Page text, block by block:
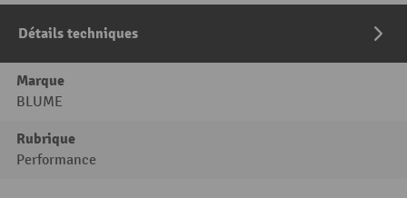
Détails techniques
Marque
BLUME
Rubrique
Performance